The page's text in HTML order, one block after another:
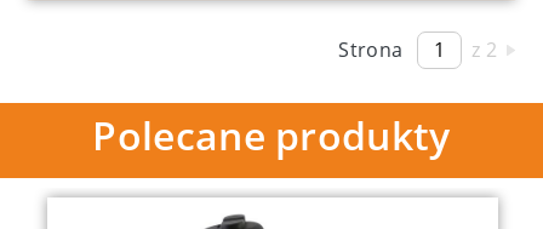
Strona z 2
Polecane produkty